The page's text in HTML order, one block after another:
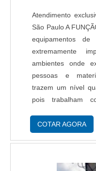
Atendimento
São Paulo A
equipamentos de
extremamente
ambientes onde
pessoas e
trazem um nível
pois trabalham
ambientes de
COTAR AGORA